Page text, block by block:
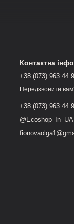
сам цикл
Саме перехід
CHOICE створена
через принцип
підхід дає
компонентів,
Контактна
+38 (073) 963 44
Передзвонити
+38 (073) 963 44
@Ecoshop_In_UA